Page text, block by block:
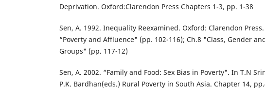
Deprivation. Oxford:Clarendon Press Chapters 1-3, pp. 1-38
Sen, A. 1992. Inequality Reexamined. Oxford: Clarendon Press.
“Poverty and Affluence" (pp. 102-116); Ch.8 "Class, Gender
Groups" (pp. 117-12)
Sen, A. 2002. “Family and Food: Sex Bias in Poverty". In T.N
P.K. Bardhan(eds.) Rural Poverty in South Asia. Chapter 14,